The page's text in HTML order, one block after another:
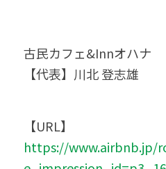
古民カフェ&Innオハナ
【代表】川北 登志雄
【URL】
https://www.airbnb.jp/